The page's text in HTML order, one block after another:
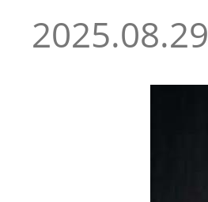
2025.08.29